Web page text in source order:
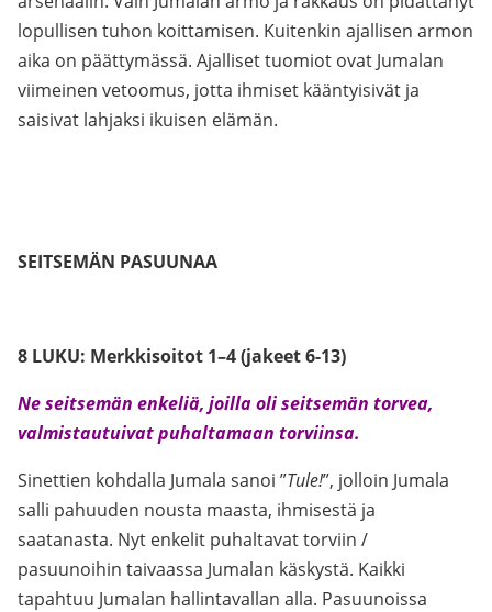
lopullisen tuhon koittamisen. Kuitenkin ajallisen armon
aika on päättymässä. Ajalliset tuomiot ovat Jumalan
viimeinen vetoomus, jotta ihmiset kääntyisivät ja
saisivat lahjaksi ikuisen elämän.
SEITSEMÄN PASUUNAA
8 LUKU: Merkkisoitot 1–4 (jakeet 6-13)
Ne seitsemän enkeliä, joilla oli seitsemän torvea,
valmistautuivat puhaltamaan torviinsa.
Sinettien kohdalla Jumala sanoi ”Tule!”, jolloin Jumala
salli pahuuden nousta maasta, ihmisestä ja
saatanasta. Nyt enkelit puhaltavat torviin /
pasuunoihin taivaassa Jumalan käskystä. Kaikki
tapahtuu Jumalan hallintavallan alla. Pasuunoissa